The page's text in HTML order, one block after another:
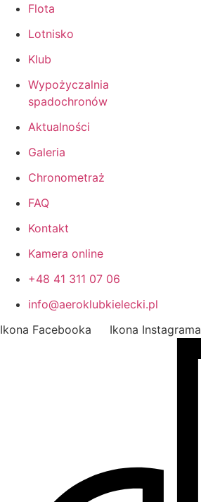
Flota
Lotnisko
Klub
Wypożyczalnia
spadochronów
Aktualności
Galeria
Chronometraż
FAQ
Kontakt
Kamera online
+48 41 311 07 06
info@aeroklubkielecki.pl
Ikona Facebooka
Ikona Instagrama